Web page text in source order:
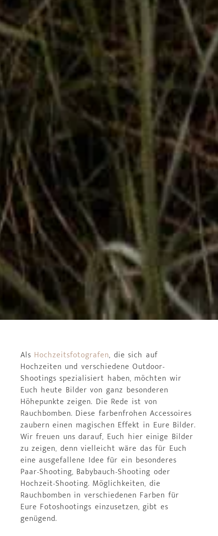
Als Hochzeitsfotografen, die sich auf
Hochzeiten und verschiedene Outdoor-
Shootings spezialisiert haben, möchten wir
Euch heute Bilder von ganz besonderen
Höhepunkte zeigen. Die Rede ist von
Rauchbomben. Diese farbenfrohen Accessoires
zaubern einen magischen Effekt in Eure Bilder.
Wir freuen uns darauf, Euch hier einige Bilder
zu zeigen, denn vielleicht wäre das für Euch
eine ausgefallene Idee für ein besonderes
Paar-Shooting, Babybauch-Shooting oder
Hochzeit-Shooting. Möglichkeiten, die
Rauchbomben in verschiedenen Farben für
Eure Fotoshootings einzusetzen, gibt es
genügend.